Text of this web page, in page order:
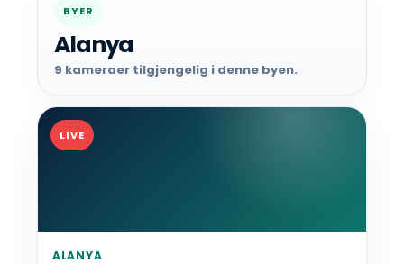
BYER
Alanya
9 kameraer tilgjengelig i denne byen.
LIVE
ALANYA